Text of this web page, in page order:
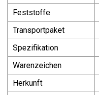
Feststoffe
Transportpaket
Spezifikation
Warenzeichen
Herkunft